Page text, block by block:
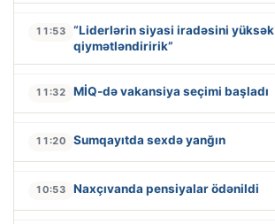
11:53
“Liderlərin siyasi iradəsini yüksək
qiymətləndiririk”
11:32 MİQ-də vakansiya seçimi başladı
11:20 Sumqayıtda sexdə yanğın
10:53 Naxçıvanda pensiyalar ödənildi